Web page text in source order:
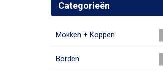
Categorieën
Mokken + Koppen
Borden